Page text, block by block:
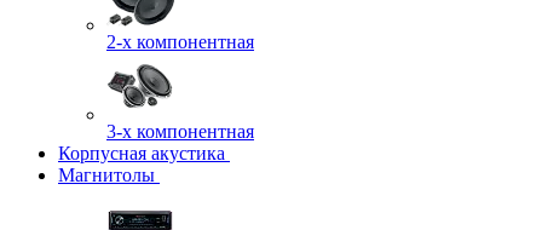
2-х компонентная
3-х компонентная
Корпусная акустика
Магнитолы